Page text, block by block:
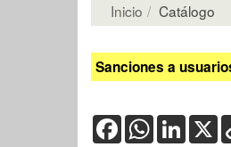
Inicio Catálogo
Sanciones a
FacebookWhatsAppX